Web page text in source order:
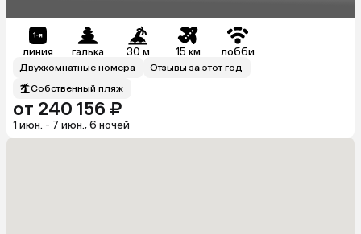
линия галька 30 м 15 км лобби
Двухкомнатные номера
Отзывы за этот год
Собственный пляж
от 240 156 ₽
1 июн. - 7 июн., 6 ночей